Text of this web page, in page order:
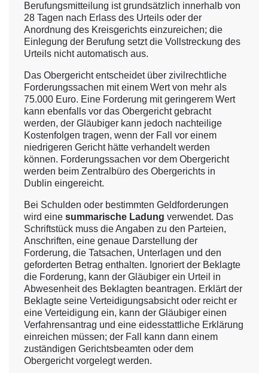
Berufungsmitteilung ist grundsätzlich innerhalb von
28 Tagen nach Erlass des Urteils oder der
Anordnung des Kreisgerichts einzureichen; die
Einlegung der Berufung setzt die Vollstreckung des
Urteils nicht automatisch aus.
Das Obergericht entscheidet über zivilrechtliche
Forderungssachen mit einem Wert von mehr als
75.000 Euro. Eine Forderung mit geringerem Wert
kann ebenfalls vor das Obergericht gebracht
werden, der Gläubiger kann jedoch nachteilige
Kostenfolgen tragen, wenn der Fall vor einem
niedrigeren Gericht hätte verhandelt werden
können. Forderungssachen vor dem Obergericht
werden beim Zentralbüro des Obergerichts in
Dublin eingereicht.
Bei Schulden oder bestimmten Geldforderungen
wird eine summarische Ladung verwendet. Das
Schriftstück muss die Angaben zu den Parteien,
Anschriften, eine genaue Darstellung der
Forderung, die Tatsachen, Unterlagen und den
geforderten Betrag enthalten. Ignoriert der Beklagte
die Forderung, kann der Gläubiger ein Urteil in
Abwesenheit des Beklagten beantragen. Erklärt der
Beklagte seine Verteidigungsabsicht oder reicht er
eine Verteidigung ein, kann der Gläubiger einen
Verfahrensantrag und eine eidesstattliche Erklärung
einreichen müssen; der Fall kann dann einem
zuständigen Gerichtsbeamten oder dem
Obergericht vorgelegt werden.